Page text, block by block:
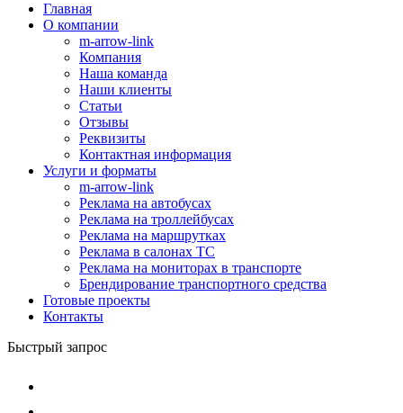
Главная
О компании
m-arrow-link
Компания
Наша команда
Наши клиенты
Статьи
Отзывы
Реквизиты
Контактная информация
Услуги и форматы
m-arrow-link
Реклама на автобусах
Реклама на троллейбусах
Реклама на маршрутках
Реклама в салонах ТС
Реклама на мониторах в транспорте
Брендирование транспортного средства
Готовые проекты
Контакты
Быстрый запрос